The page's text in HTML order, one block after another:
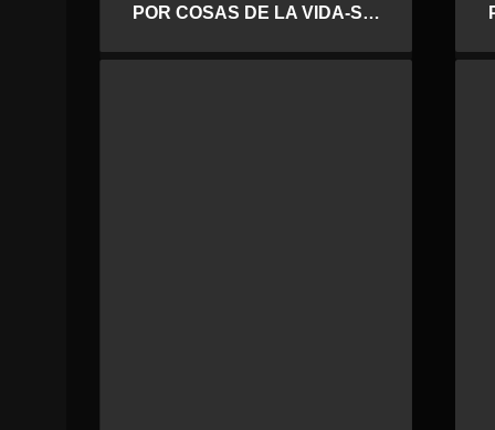
POR COSAS DE LA VIDA-SEMIFINALES